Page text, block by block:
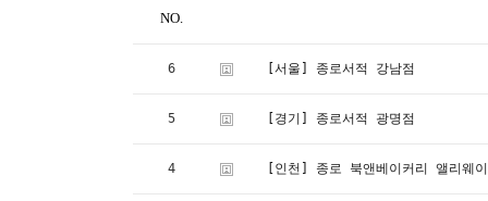
NO.
6 [서울] 종로서적 강남점
5 [경기] 종로서적 광명점
4 [인천] 종로 북앤베이커리 앨리웨